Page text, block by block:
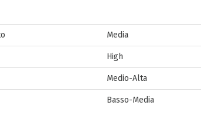
Media
High
Medio-Alta
Basso-Media